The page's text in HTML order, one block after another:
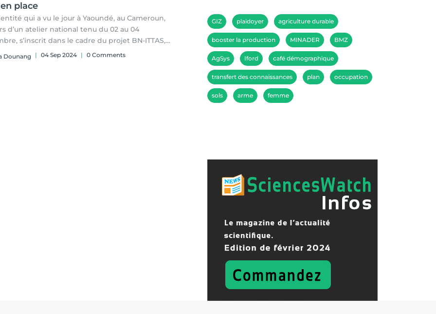
place
qui a vu le jour à Yaoundé, au Cameroun,
d’un atelier national tenu du 02 au 04
s’inscrit dans le cadre du projet BN-ITTAS,
dans le Bassin du Niger.
Dounang | 04 Sep 2024 | 0 Comments
GIZ plaidoyer agriculture durable
booster la production MINADER BMZ
AgSys Iford café démographique
transfert des connaissances plan occupation
sols arme femme